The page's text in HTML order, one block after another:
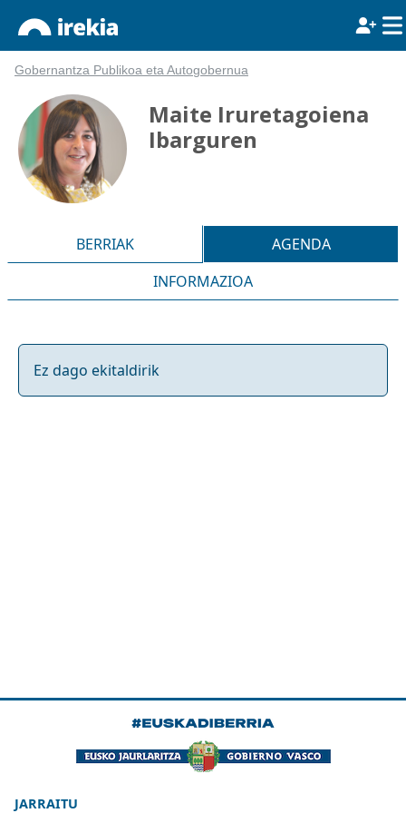
Gobernantza Publikoa eta Autogobernua
Maite Iruretagoiena
Ibarguren
BERRIAK
AGENDA
INFORMAZIOA
Ez dago ekitaldirik
JARRAITU